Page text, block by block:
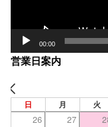
00:00
営業日案内
日 月 火
26 27